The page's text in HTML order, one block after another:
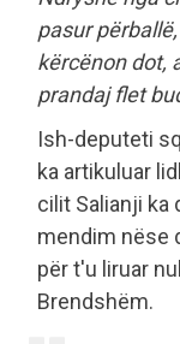
pasur
kërcënon dot,
prandaj flet
Ish-deputeti
ka artikuluar
cilit Salianji ka
mendim nëse
për t'u liruar
Brendshëm.